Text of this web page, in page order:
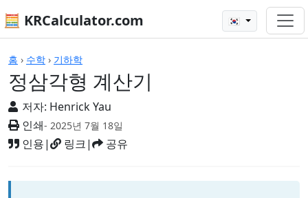
🧮 KRCalculator.com 🇰🇷
홈 › 수학 › 기하학
정삼각형 계산기
저자: Henrick Yau
인쇄- 2025년 7월 18일
인용| 링크| 공유
계산기